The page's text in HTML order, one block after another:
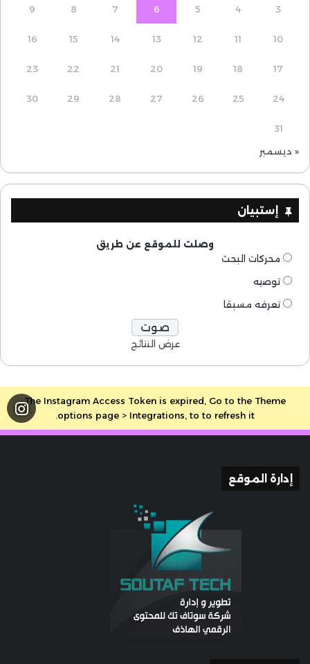
3
4
5
6
7
8
9
10
11
12
13
14
15
16
17
18
19
20
21
22
23
24
25
26
27
28
29
30
31
« ديسمبر
إستبيان
وصلت للموقع عن طريق
محركات البحث
توصيه
تعرفه مسبقا
عرض النتائج
The Instagram Access Token is expired, Go to the Theme
options page > Integrations, to to refresh it.
إدارة الموقع